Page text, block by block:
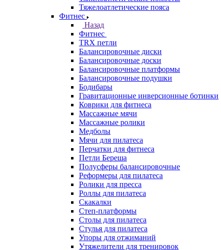
Тяжелоатлетические пояса
Фитнес
Назад
Фитнес
TRX петли
Балансировочные диски
Балансировочные доски
Балансировочные платформы
Балансировочные подушки
Бодибары
Гравитационные инверсионные ботинки
Коврики для фитнеса
Массажные мячи
Массажные ролики
Медболы
Мячи для пилатеса
Перчатки для фитнеса
Петли Береша
Полусферы балансировочные
Реформеры для пилатеса
Ролики для пресса
Роллы для пилатеса
Скакалки
Степ-платформы
Столы для пилатеса
Стулья для пилатеса
Упоры для отжиманий
Утяжелители для тренировок